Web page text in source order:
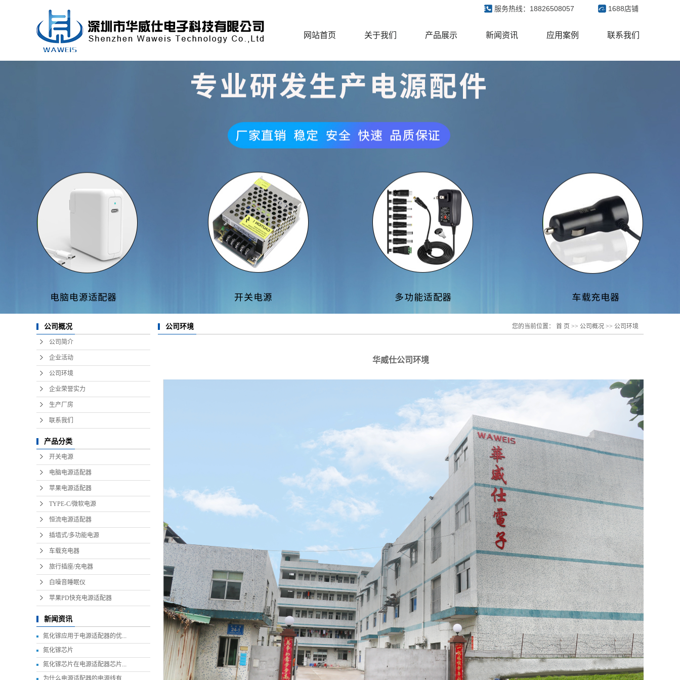
服务热线：18826508057 1688店铺
网站首页 关于我们
企业活动
公司环境
生产厂房
产品展示
电脑电源适配器
苹果电源适配器
恒流电源适配器
车载充电器
旅行插座/充电器
白噪音睡眠仪
苹果PD快充电源适
配器
新闻资讯 应用案例 联系我们
公司概况
公司简介
企业活动
公司环境
企业荣誉实力
生产厂房
联系我们
产品分类
开关电源
电脑电源适配器
苹果电源适配器
TYPE-C/微软电源
恒流电源适配器
插墙式/多功能电源
车载充电器
旅行插座/充电器
白噪音睡眠仪
苹果PD快充电源适配器
新闻资讯
氮化镓应用于电源适配器的优...
氮化镓芯片
氮化镓芯片在电源适配器芯片...
为什么电源适配器的电源线有...
公司环境 您的当前位置： 首 页 >> 公司概况 >> 公司环境
华威仕公司环境